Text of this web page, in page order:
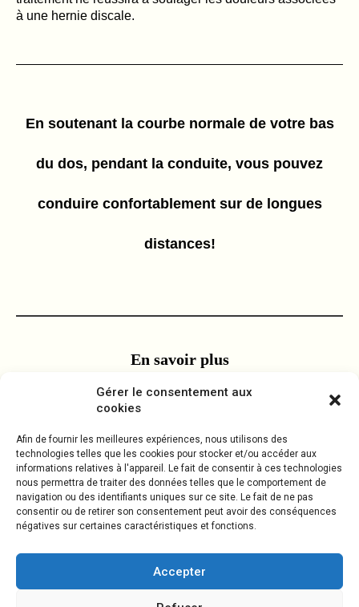
Gérer le consentement aux
cookies
Afin de fournir les meilleures expériences, nous utilisons des
technologies telles que les cookies pour stocker et/ou accéder aux
informations relatives à l'appareil. Le fait de consentir à ces technologies
nous permettra de traiter des données telles que le comportement de
navigation ou des identifiants uniques sur ce site. Le fait de ne pas
consentir ou de retirer son consentement peut avoir des conséquences
négatives sur certaines caractéristiques et fonctions.
Accepter
à une hernie discale.
En soutenant la courbe normale de votre bas
du dos, pendant la conduite, vous pouvez
conduire confortablement sur de longues
distances!
En savoir plus
Utilisations quotidiennes de nos accessoires
Comment positionner nos accessoires
À propos de la compagnie Brunault
Contactez nous